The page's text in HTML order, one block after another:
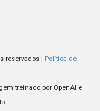
reservados | Política de
treinado por OpenAI e